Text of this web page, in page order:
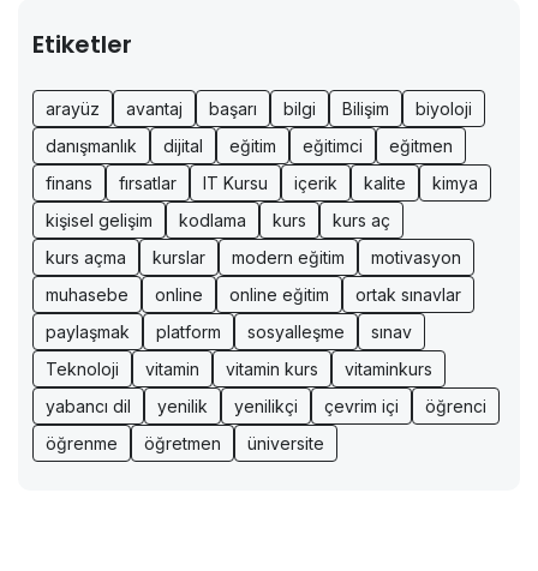
Etiketler
arayüz avantaj başarı bilgi Bilişim
biyoloji
danışmanlık
dijital eğitim eğitimci
eğitmen
finans
fırsatlar IT Kursu içerik kalite
kimya
kişisel gelişim
kodlama kurs
kurs aç
kurs açma
kurslar modern eğitim
motivasyon
muhasebe
online online eğitim
ortak sınavlar
paylaşmak
platform sosyalleşme
sınav
Teknoloji
vitamin vitamin kurs
vitaminkurs
yabancı dil
yenilik yenilikçi çevrim içi
öğrenci
öğrenme
öğretmen üniversite